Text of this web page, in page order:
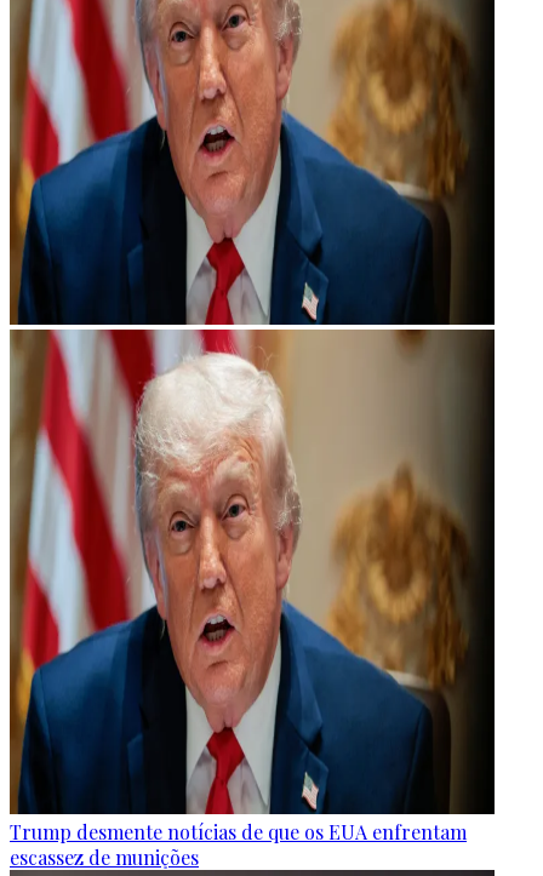
Trump desmente notícias de que os EUA enfrentam
escassez de munições